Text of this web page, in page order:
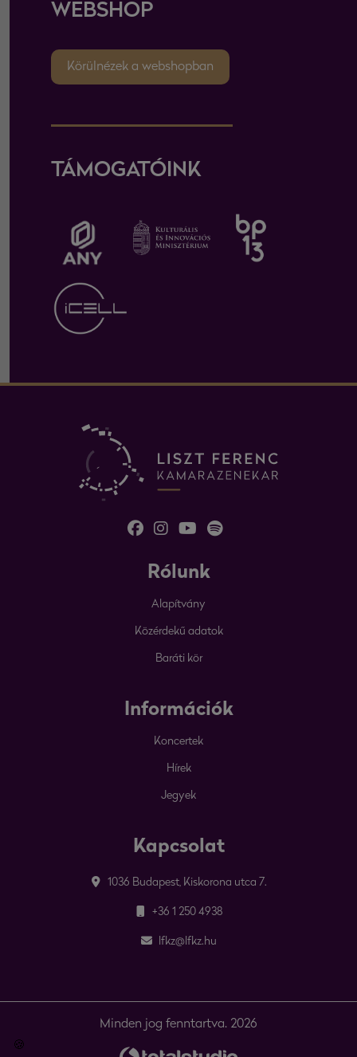
WEBSHOP
Körülnézek a webshopban
TÁMOGATÓINK
Rólunk
Alapítvány
Közérdekű adatok
Baráti kör
Információk
Koncertek
Hírek
Jegyek
Kapcsolat
1036 Budapest, Kiskorona utca 7.
+36 1 250 4938
lfkz@lfkz.hu
Minden jog fenntartva. 2026
🍪